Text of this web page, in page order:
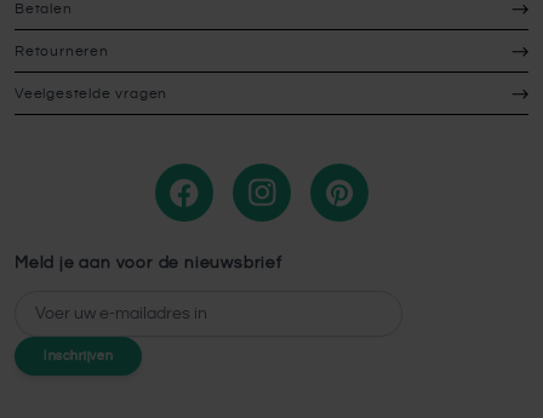
Betalen
Retourneren
Veelgestelde vragen
Meld je aan voor de nieuwsbrief
E-mailadres
Inschrijven